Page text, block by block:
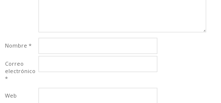
Nombre *
Correo
electrónico
*
Web